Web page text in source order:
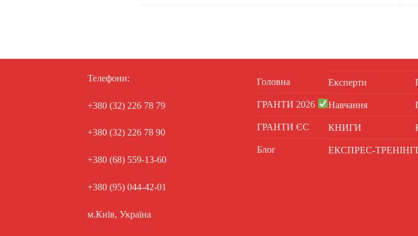
Телефони:
+380 (32) 226 78 79
+380 (32) 226 78 90
+380 (68) 559-13-60
+380 (95) 044-42-01
м.Київ, Україна
Головна
ГРАНТИ 2026
ГРАНТИ ЄС
Блог
Експерти
Навчання
КНИГИ
ЕКСПРЕС-ТРЕНІНГ